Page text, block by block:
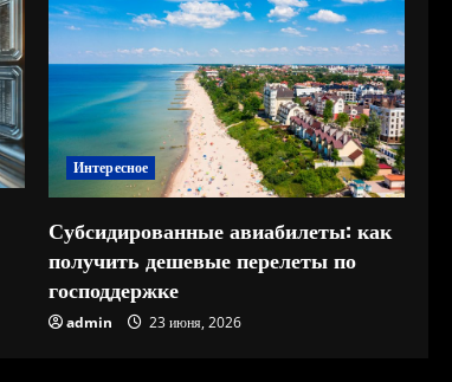
Интересное
Субсидированные авиабилеты: как
получить дешевые перелеты по
господдержке
admin 23 июня, 2026